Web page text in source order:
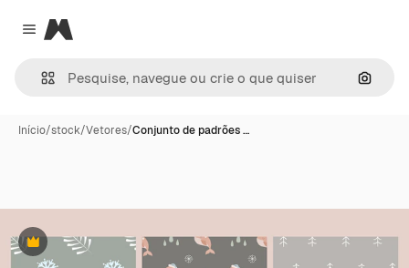
Close menu
Magnific
Início/stock/Vetores/Conjunto de padrões …
Premium